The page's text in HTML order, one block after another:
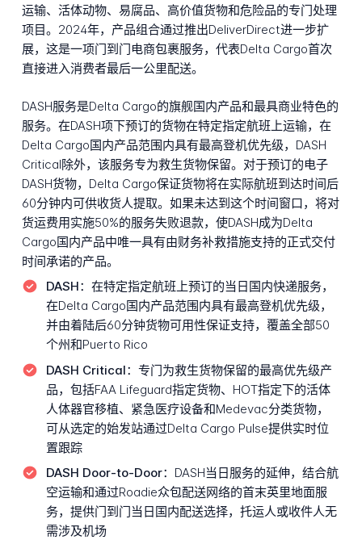
运输、活体动物、易腐品、高价值货物和危险品的专门处理
项目。2024年，产品组合通过推出DeliverDirect进一步扩
展，这是一项门到门电商包裹服务，代表Delta Cargo首次
直接进入消费者最后一公里配送。
DASH服务是Delta Cargo的旗舰国内产品和最具商业特色的
服务。在DASH项下预订的货物在特定指定航班上运输，在
Delta Cargo国内产品范围内具有最高登机优先级，DASH
Critical除外，该服务专为救生货物保留。对于预订的电子
DASH货物，Delta Cargo保证货物将在实际航班到达时间后
60分钟内可供收货人提取。如果未达到这个时间窗口，将对
货运费用实施50%的服务失败退款，使DASH成为Delta
Cargo国内产品中唯一具有由财务补救措施支持的正式交付
时间承诺的产品。
DASH： 在特定指定航班上预订的当日国内快递服务，
在Delta Cargo国内产品范围内具有最高登机优先级，
并由着陆后60分钟货物可用性保证支持，覆盖全部50
个州和Puerto Rico
DASH Critical： 专门为救生货物保留的最高优先级产
品，包括FAA Lifeguard指定货物、HOT指定下的活体
人体器官移植、紧急医疗设备和Medevac分类货物，
可从选定的始发站通过Delta Cargo Pulse提供实时位
置跟踪
DASH Door-to-Door： DASH当日服务的延伸，结合航
空运输和通过Roadie众包配送网络的首末英里地面服
务，提供门到门当日国内配送选择，托运人或收件人无
需涉及机场